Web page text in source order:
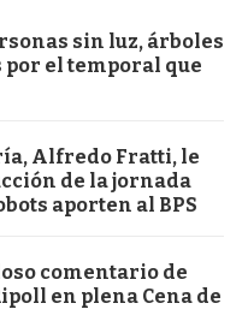
sin luz, árboles
por el temporal que
Alfredo Fratti, le
de la jornada
aporten al BPS
comentario de
en plena Cena de